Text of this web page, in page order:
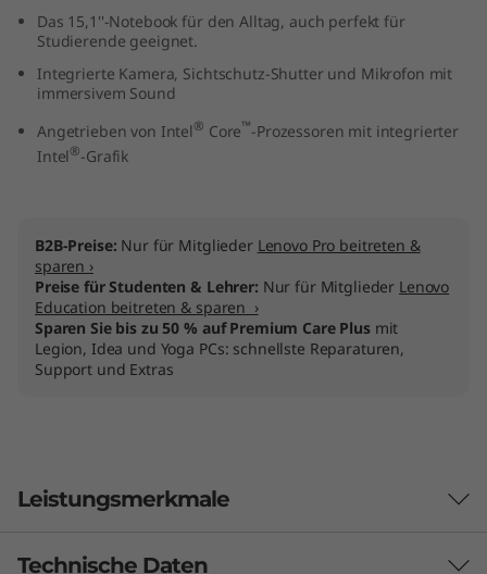
d
e
e
Das 15,1''-Notebook für den Alltag, auch perfekt für
Studierende geeignet.
Integrierte Kamera, Sichtschutz-Shutter und Mikrofon mit
immersivem Sound
Angetrieben von Intel® Core™-Prozessoren mit integrierter
Intel®-Grafik
B2B-Preise: Nur für Mitglieder Lenovo Pro beitreten &
sparen ›
Preise für Studenten & Lehrer: Nur für Mitglieder Lenovo
Education beitreten & sparen ›
Sparen Sie bis zu 50 % auf Premium Care Plusmit
Legion, Idea und Yoga PCs: schnellste Reparaturen,
Support und Extras
Leistungsmerkmale
Technische Daten